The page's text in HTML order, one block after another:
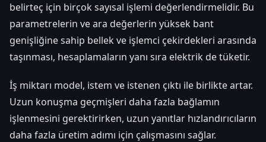
belirteç için birçok sayısal işlemi değerlendirmelidir. Bu
parametrelerin ve ara değerlerin yüksek bant
genişliğine sahip bellek ve işlemci çekirdekleri arasında
taşınması, hesaplamaların yanı sıra elektrik de tüketir.
İş miktarı model, istem ve istenen çıktı ile birlikte artar.
Uzun konuşma geçmişleri daha fazla bağlamın
işlenmesini gerektirirken, uzun yanıtlar hızlandırıcıların
daha fazla üretim adımı için çalışmasını sağlar.